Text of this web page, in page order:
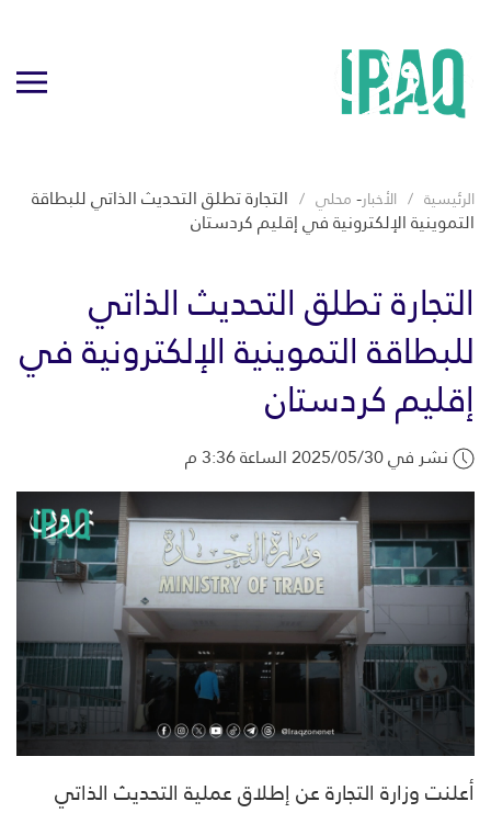
الرئيسية الأخبار-محلي التجارة تطلق التحديث الذاتي للبطاقة
التموينية الإلكترونية في إقليم كردستان
التجارة تطلق التحديث الذاتي
للبطاقة التموينية الإلكترونية في
إقليم كردستان
نشر في 2025/05/30 الساعة 3:36 م
أعلنت وزارة التجارة عن إطلاق عملية التحديث الذاتي